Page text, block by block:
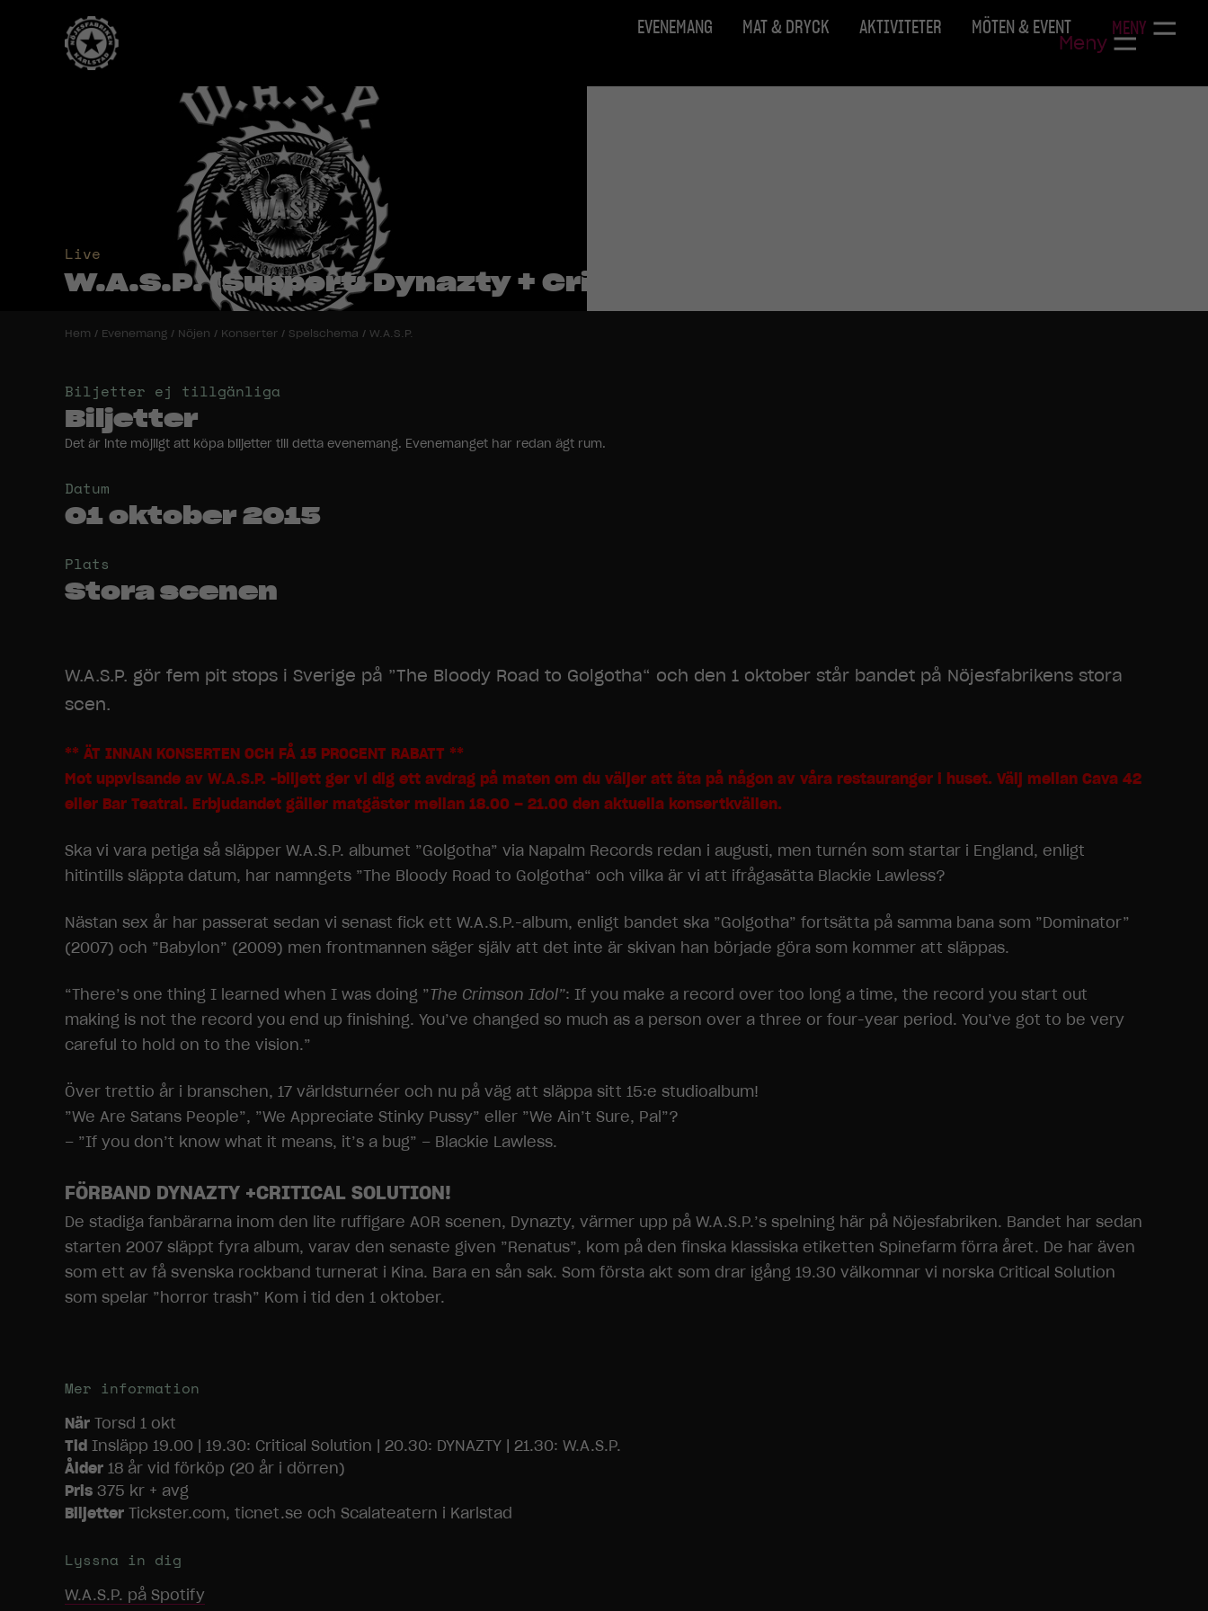
EVENEMANG MAT & DRYCK AKTIVITETER MÖTEN & EVENT MENY
Meny
Live
W.A.S.P. (Support: Dynazty + Critical Solution)
Hem / Evenemang / Nöjen / Konserter / Spelschema / W.A.S.P.
Biljetter ej tillgänliga
Biljetter
Det är inte möjligt att köpa biljetter till detta evenemang. Evenemanget har redan ägt rum.
Datum
01 oktober 2015
Plats
Stora scenen
W.A.S.P. gör fem pit stops i Sverige på ”The Bloody Road to Golgotha“ och den 1 oktober står bandet på Nöjesfabrikens stora
scen.
** ÄT INNAN KONSERTEN OCH FÅ 15 PROCENT RABATT **
Mot uppvisande av W.A.S.P. -biljett ger vi dig ett avdrag på maten om du väljer att äta på någon av våra restauranger i huset. Välj mellan Cava 42
eller Bar Teatral. Erbjudandet gäller matgäster mellan 18.00 – 21.00 den aktuella konsertkvällen.
Ska vi vara petiga så släpper W.A.S.P. albumet ”Golgotha” via Napalm Records redan i augusti, men turnén som startar i England, enligt
hitintills släppta datum, har namngets ”The Bloody Road to Golgotha“ och vilka är vi att ifrågasätta Blackie Lawless?
Nästan sex år har passerat sedan vi senast fick ett W.A.S.P.-album, enligt bandet ska ”Golgotha” fortsätta på samma bana som ”Dominator”
(2007) och ”Babylon” (2009) men frontmannen säger själv att det inte är skivan han började göra som kommer att släppas.
“There’s one thing I learned when I was doing ”The Crimson Idol”: If you make a record over too long a time, the record you start out
making is not the record you end up finishing. You’ve changed so much as a person over a three or four-year period. You’ve got to be very
careful to hold on to the vision.”
Över trettio år i branschen, 17 världsturnéer och nu på väg att släppa sitt 15:e studioalbum!
”We Are Satans People”, ”We Appreciate Stinky Pussy” eller ”We Ain’t Sure, Pal”?
– ”If you don’t know what it means, it’s a bug” – Blackie Lawless.
FÖRBAND DYNAZTY +CRITICAL SOLUTION!
De stadiga fanbärarna inom den lite ruffigare AOR scenen, Dynazty, värmer upp på W.A.S.P.’s spelning här på Nöjesfabriken. Bandet har sedan
starten 2007 släppt fyra album, varav den senaste given ”Renatus”, kom på den finska klassiska etiketten Spinefarm förra året. De har även
som ett av få svenska rockband turnerat i Kina. Bara en sån sak. Som första akt som drar igång 19.30 välkomnar vi norska Critical Solution
som spelar ”horror trash” Kom i tid den 1 oktober.
Mer information
När Torsd 1 okt
Tid Insläpp 19.00 | 19.30: Critical Solution | 20.30: DYNAZTY | 21.30: W.A.S.P.
Ålder 18 år vid förköp (20 år i dörren)
Pris 375 kr + avg
Biljetter Tickster.com, ticnet.se och Scalateatern i Karlstad
Lyssna in dig
W.A.S.P. på Spotify